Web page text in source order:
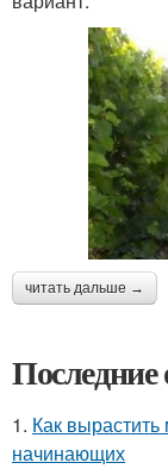
читать дальше →
Последние
1. Как
начинающих